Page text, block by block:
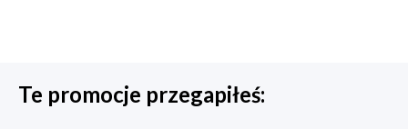
Te promocje przegapiłeś: